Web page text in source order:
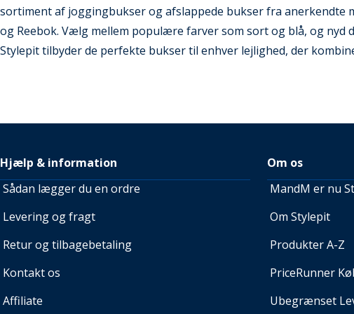
sortiment af joggingbukser og afslappede bukser fra anerkendte
og Reebok. Vælg mellem populære farver som sort og blå, og nyd
Stylepit tilbyder de perfekte bukser til enhver lejlighed, der
Hjælp & information
Sådan lægger du en ordre
Levering og fragt
Retur og tilbagebetaling
Kontakt os
Affiliate
Om os
MandM er nu
Om Stylepit
Produkter A-Z
PriceRunner
Ubegrænset